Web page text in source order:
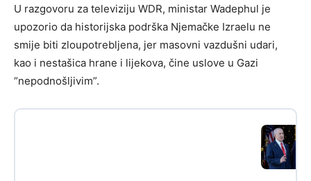
U razgovoru za televiziju WDR, ministar Wadephul je
upozorio da historijska podrška Njemačke Izraelu ne
smije biti zloupotrebljena, jer masovni vazdušni udari,
kao i nestašica hrane i lijekova, čine uslove u Gazi
“nepodnošljivim”.